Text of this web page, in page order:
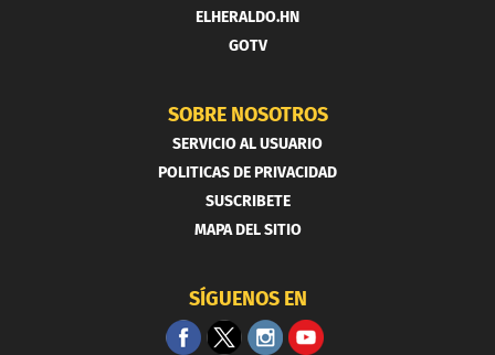
ELHERALDO.HN
GOTV
SOBRE NOSOTROS
SERVICIO AL USUARIO
POLITICAS DE PRIVACIDAD
SUSCRIBETE
MAPA DEL SITIO
SÍGUENOS EN